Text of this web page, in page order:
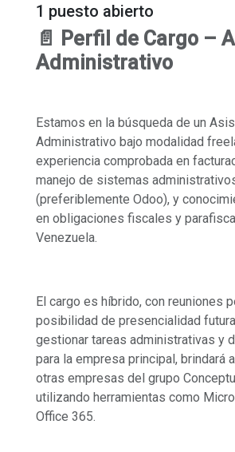
1 puesto abierto
📄 Perfil de Cargo –
Administrativo
Estamos en la búsqueda de un
Administrativo bajo modalidad
experiencia comprobada en
manejo de sistemas
(preferiblemente Odoo), y
en obligaciones fiscales y
Venezuela.
El cargo es híbrido, con reuniones
posibilidad de presencialidad
gestionar tareas administrativas y
para la empresa principal, brindará
otras empresas del grupo
utilizando herramientas como
Office 365.